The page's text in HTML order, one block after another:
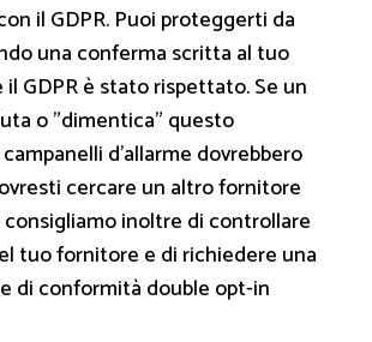
il GDPR. Puoi proteggerti da
una conferma scritta al tuo
GDPR è stato rispettato. Se un
o "dimentica" questo
d'allarme dovrebbero
cercare un altro fornitore
inoltre di controllare
tuo fornitore e di richiedere una
di conformità double opt-in